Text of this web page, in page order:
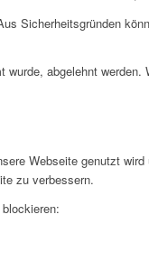
Sicherheitsgründen
abgelehnt
Webseite genutzt
zu verbessern.